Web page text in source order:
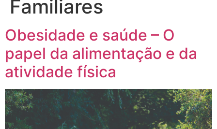
Familiares
Obesidade e saúde – O
papel da alimentação e da
atividade física